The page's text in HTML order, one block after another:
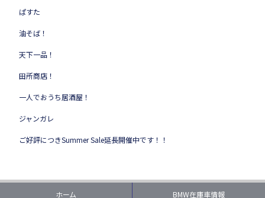
ぱすた
油そば！
天下一品！
田所商店！
一人でおうち居酒屋！
ジャンガレ
ご好評につきSummer Sale延長開催中です！！
ホーム BMW在庫車情報